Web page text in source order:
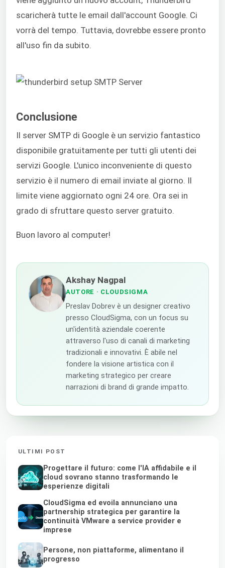
scaricherà tutte le email dall'account Google. Ci
vorrà del tempo. Tuttavia, dovrebbe essere pronto
all'uso fin da subito.
Conclusione
Il server SMTP di Google è un servizio fantastico
disponibile gratuitamente per tutti gli utenti dei
servizi Google. L'unico inconveniente di questo
servizio è il numero di email inviate al giorno. Il
limite viene aggiornato ogni 24 ore. Ora sei in
grado di sfruttare questo server gratuito.
Buon lavoro al computer!
Akshay Nagpal
AUTORE · CLOUDSIGMA
Preslav Dobrev è un designer creativo
presso CloudSigma, con un focus su
un'identità aziendale coerente
attraverso l'uso di canali di marketing
tradizionali e innovativi. È abile nel
fondere la visione artistica con il
marketing strategico per creare
narrazioni di brand di grande impatto.
ULTIMI POST
Progettare il futuro: come l'IA affidabile e il
cloud sovrano stanno trasformando le
esperienze digitali
CloudSigma ed evoila annunciano una
partnership strategica per garantire la
continuità VMware a service provider e
imprese
Persone, non piattaforme, alimentano il
progresso